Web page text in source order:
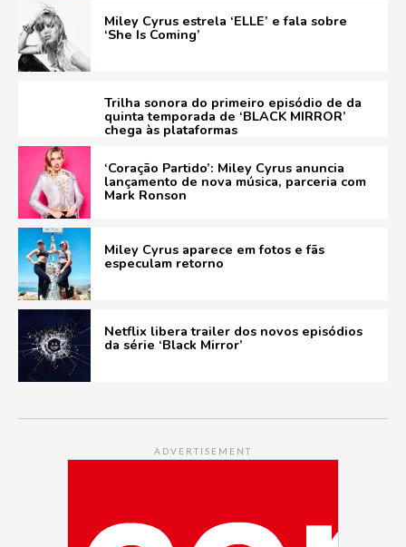
Miley Cyrus estrela ‘ELLE’ e fala sobre
‘She Is Coming’
Trilha sonora do primeiro episódio de da
quinta temporada de ‘BLACK MIRROR’
chega às plataformas
‘Coração Partido’: Miley Cyrus anuncia
lançamento de nova música, parceria com
Mark Ronson
Miley Cyrus aparece em fotos e fãs
especulam retorno
Netflix libera trailer dos novos episódios
da série ‘Black Mirror’
ADVERTISEMENT